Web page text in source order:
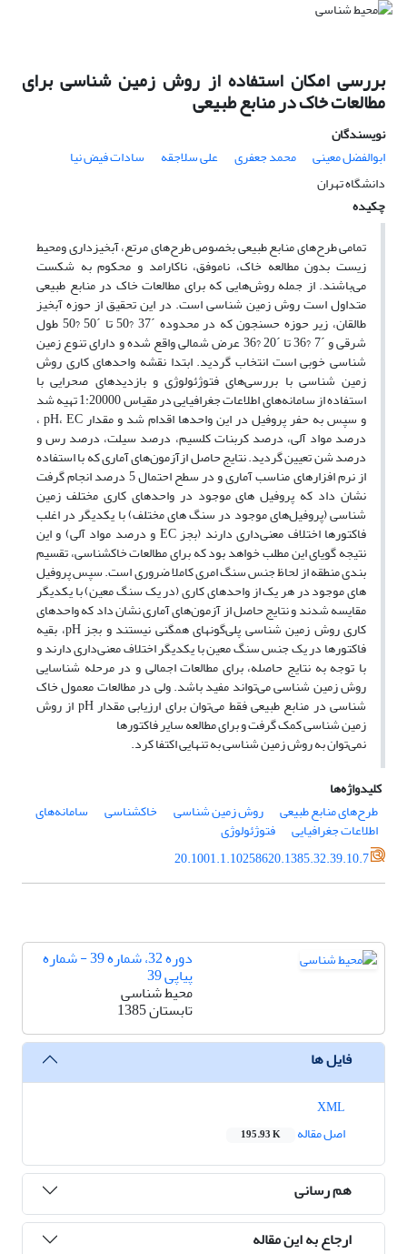
بررسی امکان استفاده از روش زمین شناسی برای
مطالعات خاک در منابع طبیعی
نویسندگان
ابوالفضل معینی
محمد جعفری علی سلاجقه
سادات فیض نیا
دانشگاه تهران
چکیده
تمامی طرح‌های منابع طبیعی بخصوص طرح‌های مرتع، آبخیز‌داری ومحیط
زیست بدون مطالعه خاک، ناموفق، ناکارامد و محکوم به شکست
می‌باشند. از جمله روش‌هایی که برای مطالعات خاک در منابع طبیعی
متداول است روش زمین شناسی است. در این تحقیق از حوزه آبخیز
طالقان، زیر حوزه حسنجون که در محدوده ´37 ?50 تا ´50 ?50 طول
شرقی و ´7 ?36 تا ´20 ?36 عرض شمالی واقع شده و دارای تنوع زمین
شناسی خوبی است انتخاب گردید. ابتدا نقشه واحدهای کاری روش
زمین شناسی با بررسی‌های فتوژئولوژی و بازدیدهای صحرایی با
استفاده از سامانه‌های اطلاعات جغرافیایی در مقیاس 1:20000 تهیه شد
و سپس به حفر پروفیل در این واحدها اقدام شد و مقدار pH، EC ،
درصد مواد آلی، درصد کربنات کلسیم، درصد سیلت، درصد رس و
درصد شن تعیین گردید. نتایج حاصل ازآزمون‌های آماری که با استفاده
از نرم افزارهای مناسب آماری و در سطح احتمال 5 درصد انجام گرفت
نشان داد که پروفیل های موجود در واحدهای کاری مختلف زمین
شناسی (پروفیل‌های موجود در سنگ های مختلف) با یکدیگر در اغلب
فاکتورها اختلاف معنی‌داری دارند (بجز EC و درصد مواد آلی) و این
نتیجه گویای این مطلب خواهد بود که برای مطالعات خاکشناسی، تقسیم
بندی منطقه از لحاظ جنس سنگ امری کاملا ضروری است. سپس پروفیل
های موجود در هر یک از واحدهای کاری (در یک سنگ معین) با یکدیگر
مقایسه شدند و نتایج حاصل از آزمون‌های آماری نشان داد که واحدهای
کاری روش زمین شناسی پلی‌گونهای همگنی نیستند و بجز pH، بقیه
فاکتورها در یک جنس سنگ معین با یکدیگر اختلاف معنی‌داری دارند و
با توجه به نتایج حاصله، برای مطالعات اجمالی و در مرحله شناسایی
روش زمین شناسی می‌تواند مفید باشد. ولی در مطالعات معمول خاک
شناسی در منابع طبیعی فقط می‌توان برای ارزیابی مقدار pH از روش
زمین شناسی کمک گرفت و برای مطالعه سایر فاکتورها
نمی‌توان به روش زمین شناسی به تنهایی اکتفا کرد.
کلیدواژه‌ها
طرح‌های منابع طبیعی
روش زمین شناسی خاکشناسی سامانه‌های
اطلاعات جغرافیایی
فتوژئولوژی
20.1001.1.10258620.1385.32.39.10.7
دوره 32، شماره 39 - شماره
پیاپی 39
محیط شناسی
تابستان 1385
فایل ها
اصل مقاله
195.93 K
هم رسانی
ارجاع به این مقاله